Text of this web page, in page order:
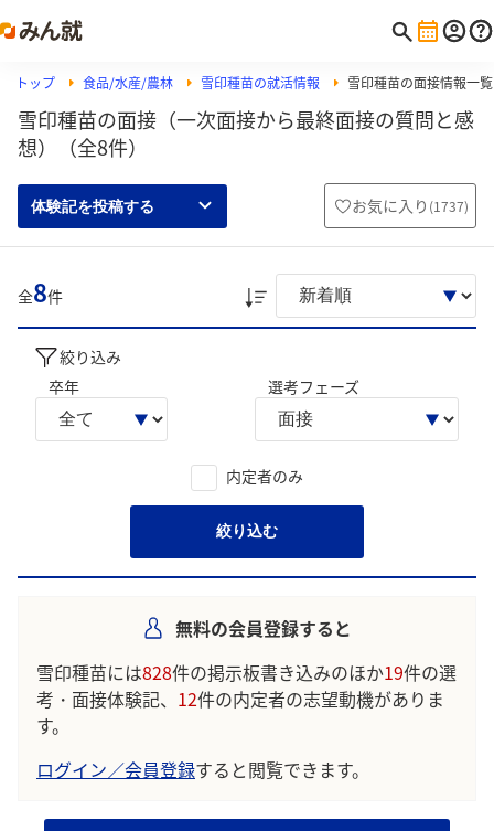
トップ 食品/水産/農林 雪印種苗の就活情報 雪印種苗の面接情報一覧
雪印種苗の面接（一次面接から最終面接の質問と感
想）（全8件）
体験記を投稿する お気に入り (1737)
全8件
絞り込み
卒年
選考フェーズ
内定者のみ
絞り込む
無料の会員登録すると
雪印種苗には828件の掲示板書き込みのほか19件の選
考・面接体験記、 12件の内定者の志望動機がありま
す。
ログイン／会員登録すると閲覧できます。